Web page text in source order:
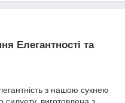
Елегантності та
з нашою сукнею
виготовлена з